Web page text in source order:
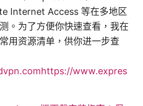
Internet Access 等在多地区
。为了方便你快速查看，我在
用资源清单，供你进一步查
www.expres